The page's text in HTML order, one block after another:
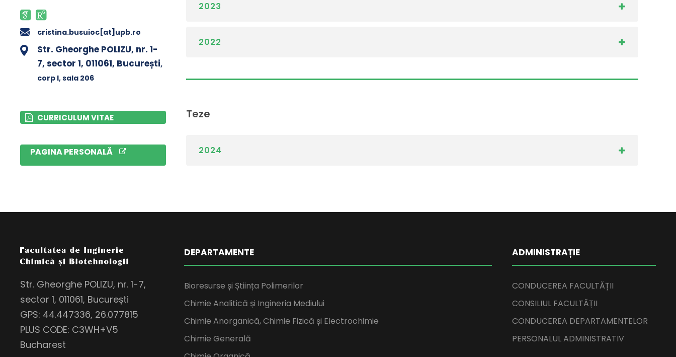
cristina.busuioc[at]upb.ro
Str. Gheorghe POLIZU, nr. 1-
7, sector 1, 011061, București,
corp I, sala 206
CURRICULUM VITAE
PAGINA PERSONALĂ
2023
2022
Teze
2024
Str. Gheorghe POLIZU, nr. 1-7,
sector 1, 011061, București
GPS: 44.447336, 26.077815
PLUS CODE: C3WH+V5
Bucharest
DEPARTAMENTE
Bioresurse și Știința Polimerilor
Chimie Analitică și Ingineria Mediului
Chimie Anorganică, Chimie Fizică și Electrochimie
Chimie Generală
ADMINISTRAȚIE
CONDUCEREA FACULTĂȚII
CONSILIUL FACULTĂȚII
CONDUCEREA DEPARTAMENTELOR
PERSONALUL ADMINISTRATIV